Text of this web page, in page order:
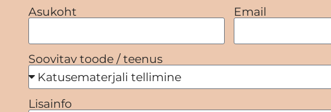
Asukoht Email
Soovitav toode / teenus
Lisainfo